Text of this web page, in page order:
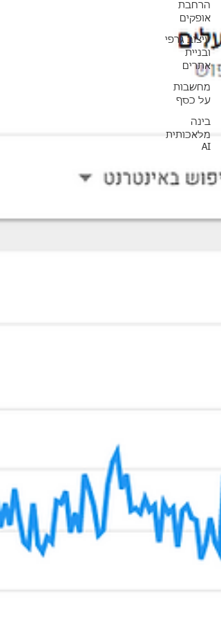
הרחבת
אופקים
עיצוב גרפי
ובניית
אתרים
מחשבות
על כסף
בינה
מלאכותית
AI